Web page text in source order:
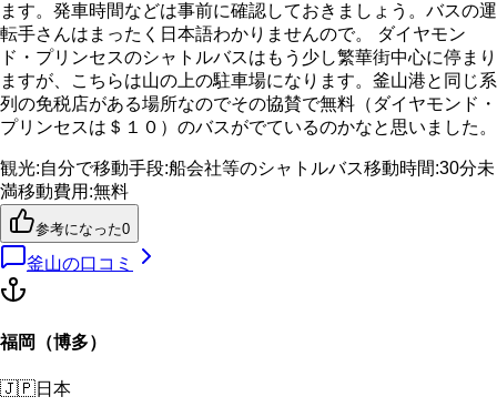
ます。発車時間などは事前に確認しておきましょう。バスの運
転手さんはまったく日本語わかりませんので。 ダイヤモン
ド・プリンセスのシャトルバスはもう少し繁華街中心に停まり
ますが、こちらは山の上の駐車場になります。釜山港と同じ系
列の免税店がある場所なのでその協賛で無料（ダイヤモンド・
プリンセスは＄１０）のバスがでているのかなと思いました。
観光:自分で移動手段:船会社等のシャトルバス移動時間:30分未
満移動費用 :無料
参考になった0
釜山の口コミ
福岡（博多）
🇯🇵日本